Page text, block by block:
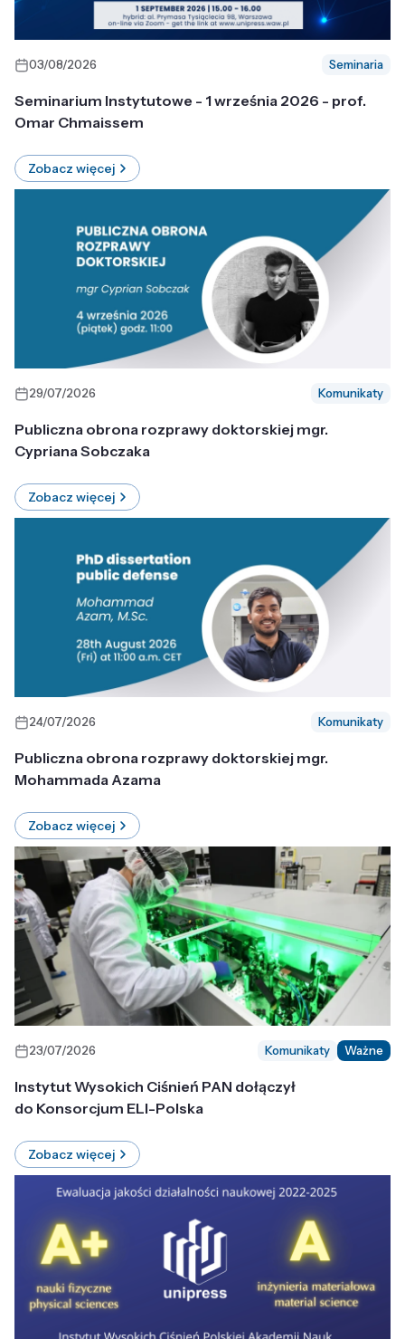
03/08/2026 Seminaria
Seminarium Instytutowe - 1 września 2026 - prof.
Omar Chmaissem
Zobacz więcej
29/07/2026 Komunikaty
Publiczna obrona rozprawy doktorskiej mgr.
Cypriana Sobczaka
Zobacz więcej
24/07/2026 Komunikaty
Publiczna obrona rozprawy doktorskiej mgr.
Mohammada Azama
Zobacz więcej
23/07/2026 Komunikaty Ważne
Instytut Wysokich Ciśnień PAN dołączył
do Konsorcjum ELI-Polska
Zobacz więcej